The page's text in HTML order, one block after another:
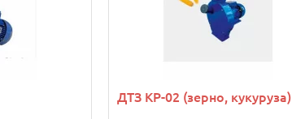
ДТЗ КР-02 (зерно, кукуруза)